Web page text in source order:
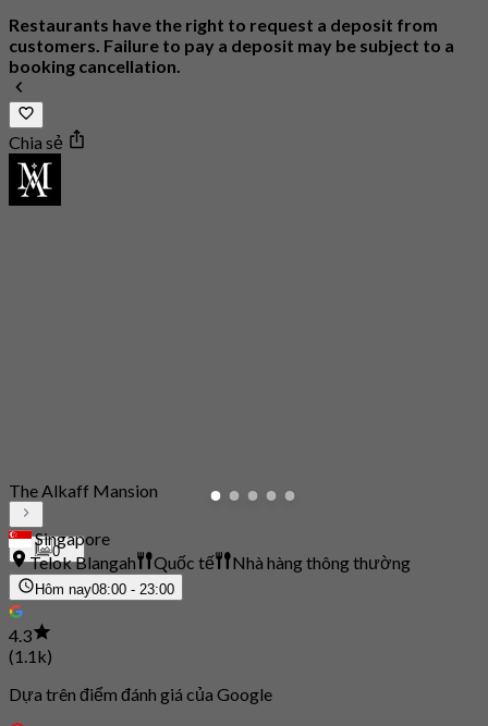
Restaurants have the right to request a deposit from
customers. Failure to pay a deposit may be subject to a
booking cancellation.
Chia sẻ
0
The Alkaff Mansion
Singapore
Telok Blangah
Quốc tế Nhà hàng thông thường
Hôm nay08:00 - 23:00
4.3
(1.1k)
Dựa trên điểm đánh giá của Google